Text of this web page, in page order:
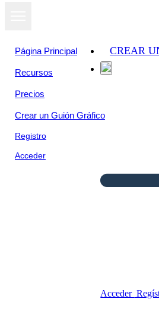
Página Principal
Recursos
Precios
Crear un Guión Gráfico
Registro
Acceder
CREAR
Acceder
Copie este